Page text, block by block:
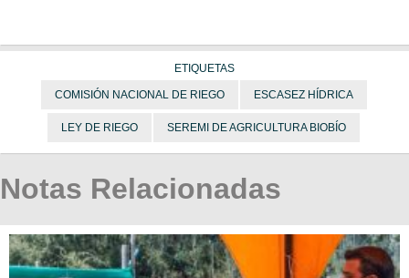
ETIQUETAS
COMISIÓN NACIONAL DE RIEGO ESCASEZ HÍDRICA
LEY DE RIEGO SEREMI DE AGRICULTURA BIOBÍO
Notas Relacionadas